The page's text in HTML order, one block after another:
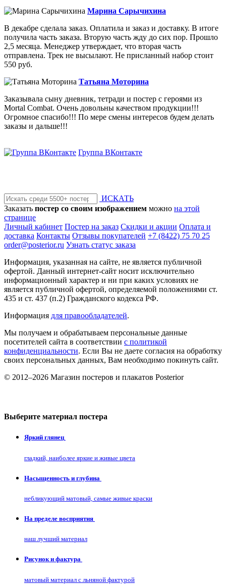
Марина Сарычихина
В декабре сделала заказ. Оплатила и заказ и доставку. В итоге
получила часть заказа. Вторую часть жду до сих пор. Прошло
2,5 месяца. Менеджер утверждает, что вторая часть
отправлена. Трек не высылают. Не присланный набор стоит
550 руб.
Татьяна Моторина
Заказывала сыну дневник, тетради и постер с героями из
Mortal Combat. Очень довольны качеством продукции!!!
Огромное спасибо!!! По мере смены интересов будем делать
заказы и дальше!!!
Группа ВКонтакте
ИСКАТЬ
Заказать постер со своим изображением можно на этой
странице
Личный кабинет Постер на заказ Скидки и акции Оплата и
доставка Контакты Отзывы покупателей +7 (8422) 75 70 25
order@posterior.ru Узнать статус заказа
Информация, указанная на сайте, не является публичной
офертой. Данный интернет-сайт носит исключительно
информационный характер и ни при каких условиях не
является публичной офертой, определяемой положениями ст.
435 и ст. 437 (п.2) Гражданского кодекса РФ.
Информация для правообладателей.
Мы получаем и обрабатываем персональные данные
посетителей сайта в соответствии с политикой
конфиденциальности. Если Вы не даете согласия на обработку
своих персональных данных, Вам необходимо покинуть сайт.
© 2012–2026 Магазин постеров и плакатов Posterior
Выберите материал постера
Яркий глянец
гладкий, наиболее яркие и живые цвета
Насыщенность и глубина
небликующий матовый, самые живые краски
На пределе восприятия
наш лучший материал
Рисунок и фактура
матовый материал с льняной фактурой